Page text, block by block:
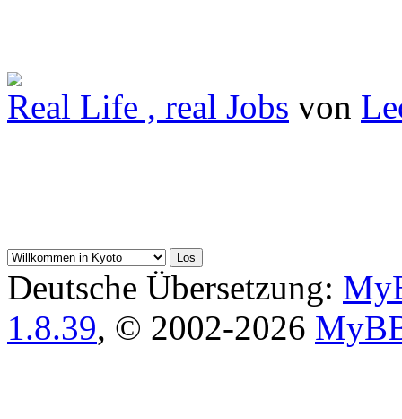
Real Life , real Jobs von
Deutsche Übersetzung:
1.8.39, © 2002-2026